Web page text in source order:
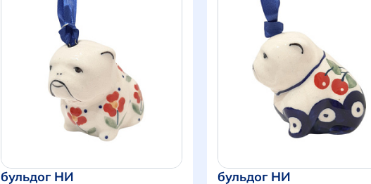
Итого:
0 р.
Продолжить покупки
Перейти в корзину
бульдог НИ бульдог НИ